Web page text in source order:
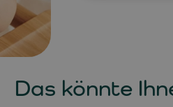
Das könnte